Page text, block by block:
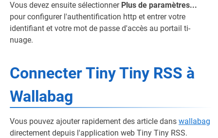
Vous devez ensuite sélectionner Plus de paramètres...
pour configurer l'authentification http et entrer votre
identifiant et votre mot de passe d'accès au portail ti-
nuage.
Connecter Tiny Tiny RSS à
Wallabag
Vous pouvez ajouter rapidement des article dans wallabag
directement depuis l'application web Tiny Tiny RSS.